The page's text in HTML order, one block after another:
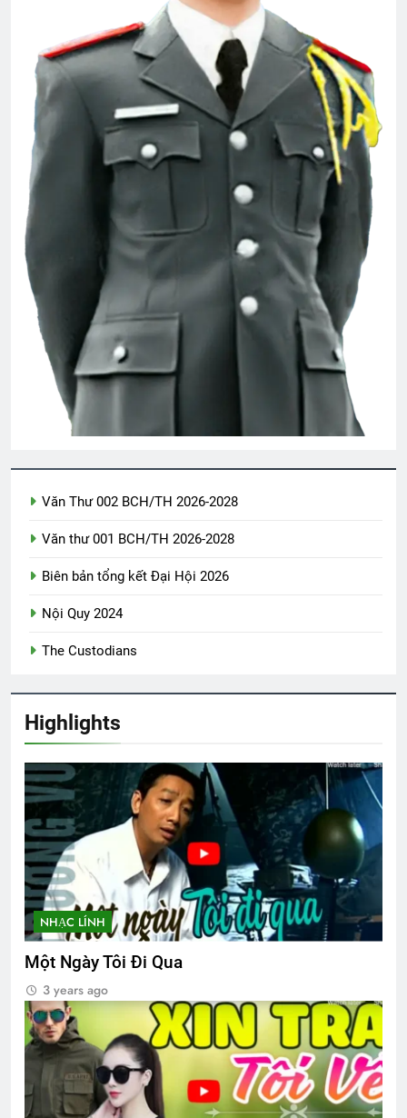
CTBCTY Tập IV chương 43
3 Years Ago
Văn thư 001 BCH/TH 2026-2028
2 Weeks Ago
CSVSQ Nguyễn Văn Dũng K17
2 Years Ago
ĐÔI MẮT
3 Years Ago
Đêm Xuân – Phạm Duy – Thái Hiền
Trăng tàn trên hè phố
Người em xóm đạo
1 Year Ago
3 Years Ago
Ban Chấp Hành Tổng Hội
3 Years Ago
Ủy viên Xã Hội chúc Giáng Sinh & năm
mới
3 Years Ago
Lính xa nhà
2 Years Ago
Văn Thư 002 BCH/TH 2026-2028
Văn thư 001 BCH/TH 2026-2028
Biên bản tổng kết Đại Hội 2026
Nội Quy 2024
The Custodians
Highlights
NHẠC LÍNH
Một Ngày Tôi Đi Qua
3 years ago